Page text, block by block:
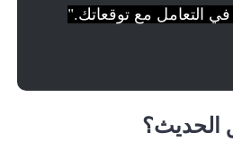
التعامل مع توقعاتك."
الحديث؟